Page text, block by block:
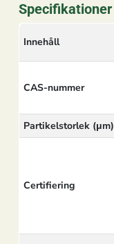
Specifikationer
Innehåll
CAS-nummer
Partikelstorlek (μm)
Certifiering